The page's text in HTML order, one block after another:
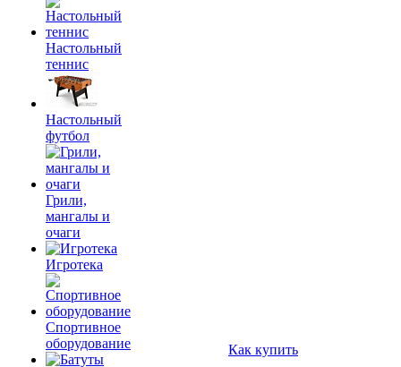
Настольный
теннис
Настольный
футбол
Грили,
мангалы и
очаги
Игротека
Спортивное
оборудование
Как купить